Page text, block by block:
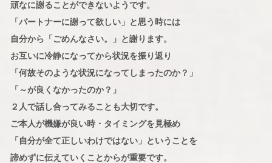
頑なに謝ることができないようです。
「パートナーに謝って欲しい」と思う時には
自分から「ごめんなさい。」と謝ります。
お互いに冷静になってから状況を振り返り
「何故そのような状況になってしまったのか？」
「～が良くなかったのか？」
２人で話し合ってみることも大切です。
ご本人が機嫌が良い時・タイミングを見極め
「自分が全て正しいわけではない」ということを
諦めずに伝えていくことからが重要です。